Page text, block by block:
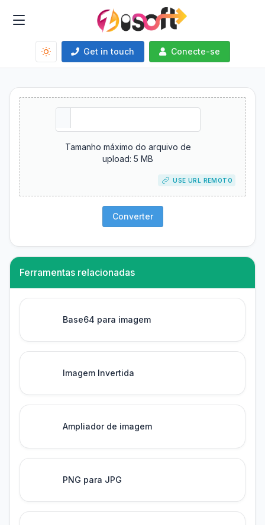
Get in touch Conecte-se
Tamanho máximo do arquivo de
upload: 5 MB
USE URL REMOTO
Converter
Ferramentas relacionadas
Base64 para imagem
Imagem Invertida
Ampliador de imagem
PNG para JPG